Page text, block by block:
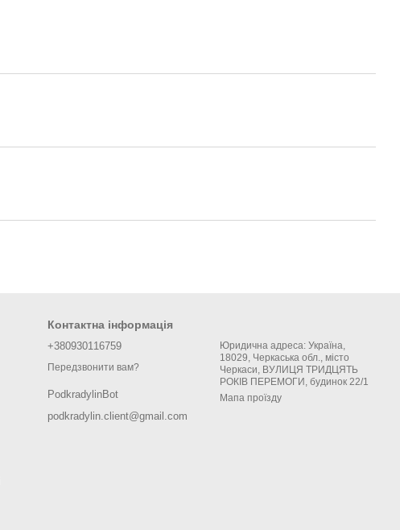
Контактна інформація
+380930116759
Передзвонити вам?
PodkradylinBot
podkradylin.client@gmail.com
Юридична адреса: Україна,
18029, Черкаська обл., місто
Черкаси, ВУЛИЦЯ ТРИДЦЯТЬ
РОКІВ ПЕРЕМОГИ, будинок 22/1
Мапа проїзду